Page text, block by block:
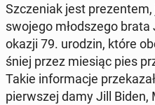
Szcze­niak jest pre­zen­tem,
swojego młod­sze­go
okazji 79. urodzin, które
śniej przez miesiąc pies
Takie in­for­ma­cje
pierw­szej damy Jill Biden,